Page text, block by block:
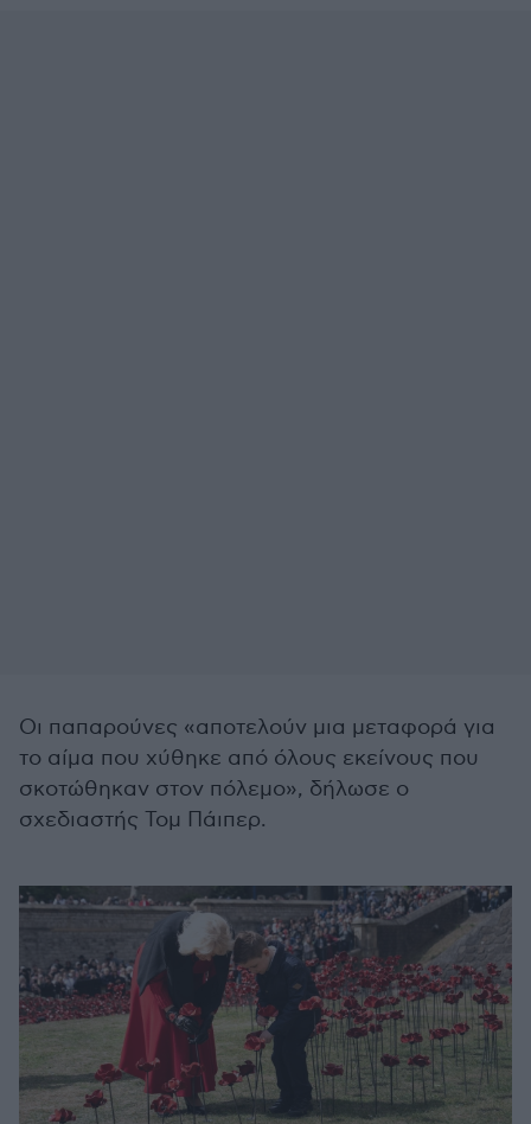
Οι παπαρούνες «αποτελούν μια μεταφορά για
το αίμα που χύθηκε από όλους εκείνους που
σκοτώθηκαν στον πόλεμο», δήλωσε ο
σχεδιαστής Τομ Πάιπερ.